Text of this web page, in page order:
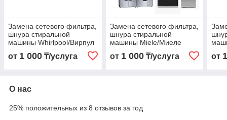
Замена сетевого фильтра,
шнура стиральной
машины Whirlpool/Вирпул
от 1 000 ₸/услуга
Замена сетевого фильтра,
шнура стиральной
машины Miele/Миеле
от 1 000₸/услуга от
О нас
25% положительных из 8 отзывов за год